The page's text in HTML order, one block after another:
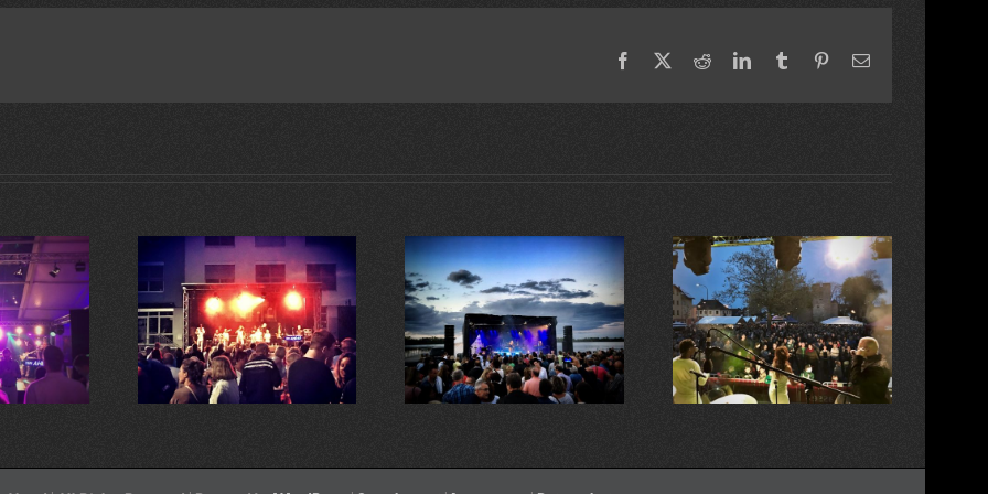
Facebook RedditLinkedInTumblr PinterestEmail
Edeka Koblenz
Open-Air Konzert im Seepark
Zülpich mit 900 Fans
Tanz in den Mai Instagram ersetzt Beiträge